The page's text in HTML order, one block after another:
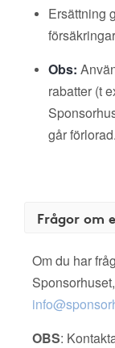
Ersättning
Obs:
rabatter (t
går förlorad.
Frågor om
Om du har
OBS: